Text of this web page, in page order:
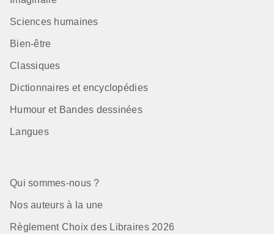
Sciences humaines
Bien-être
Classiques
Dictionnaires et encyclopédies
Humour et Bandes dessinées
Langues
Qui sommes-nous ?
Nos auteurs à la une
Règlement Choix des Libraires 2026